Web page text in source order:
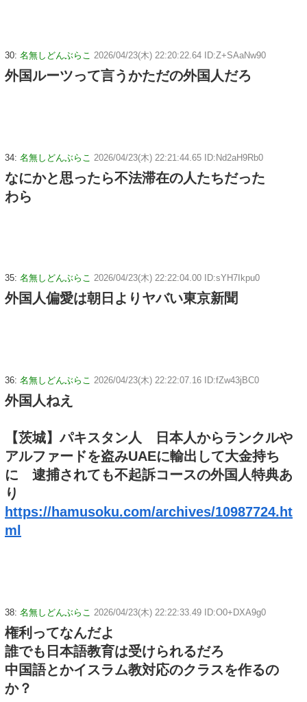
30: 名無しどんぶらこ 2026/04/23(木) 22:20:22.64 ID:Z+SAaNw90
外国ルーツって言うかただの外国人だろ
34: 名無しどんぶらこ 2026/04/23(木) 22:21:44.65 ID:Nd2aH9Rb0
なにかと思ったら不法滞在の人たちだった
わら
35: 名無しどんぶらこ 2026/04/23(木) 22:22:04.00 ID:sYH7Ikpu0
外国人偏愛は朝日よりヤバい東京新聞
36: 名無しどんぶらこ 2026/04/23(木) 22:22:07.16 ID:fZw43jBC0
外国人ねえ
【茨城】パキスタン人 日本人からランクルや
アルファードを盗みUAEに輸出して大金持ち
に 逮捕されても不起訴コースの外国人特典あ
り
https://hamusoku.com/archives/10987724.ht
ml
38: 名無しどんぶらこ 2026/04/23(木) 22:22:33.49 ID:O0+DXA9g0
権利ってなんだよ
誰でも日本語教育は受けられるだろ
中国語とかイスラム教対応のクラスを作るの
か？